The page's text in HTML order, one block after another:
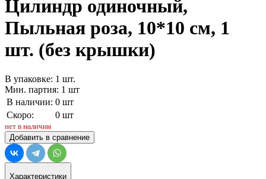
Цилиндр одиночный,
Пыльная роза, 10*10 см, 1
шт. (без крышки)
В упаковке: 1 шт.
Мин. партия: 1 шт
В наличии: 0 шт
Скоро:
0 шт
нет в наличии
Добавить в сравнение
Характеристики